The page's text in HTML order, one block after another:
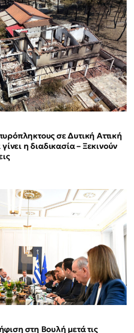
σε Δυτική Αττική
η διαδικασία – Ξεκινούν
στη Βουλή μετά τις